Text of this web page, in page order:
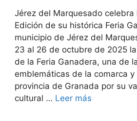
Jérez del Marquesado celebra
Edición de su histórica Feria
municipio de Jérez del
23 al 26 de octubre de 2025 la
de la Feria Ganadera, una de
emblemáticas de la comarca
provincia de Granada por su
cultural … Leer más